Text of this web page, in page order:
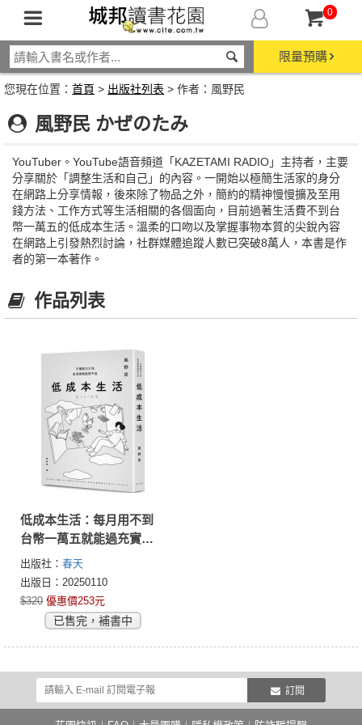
0
限量預購
您現在位置： 首頁 > 出版社列表 > 作者：風野民
風野民 かぜのたみ
YouTuber。YouTube語音頻道「KAZETAMI RADIO」主持者，主要
分享關於「調整生活和自己」的內容。一開始以極簡生活家的身分
在網路上分享情報，後來除了物品之外，簡約的精神慢慢擴及至用
錢方法、工作方式等生活相關的各個面向，目前過著生活費不到台
幣一萬五的低成本生活。溫柔的口吻以及掌握事物本質的尖銳內容
在網路上引發熱烈討論，社群媒體追蹤人數已突破8萬人，本書是作
者的第一本著作。
作品列表
低成本生活：每月用不到
台幣一萬五就能過充實簡
約的生活！不用努力工
作，生活依然從容不迫！
出版社： 春天
出版日：20250110
$320 優惠價253元
已售完，補書中
訂閱